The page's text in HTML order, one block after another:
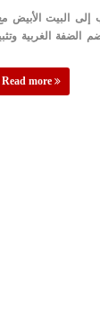
إلى البيت الأبيض
الضفة الغربية
Read more